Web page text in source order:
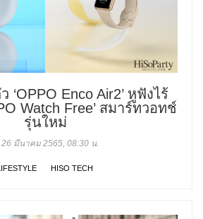
‘OPPO Enco Air2’ หูฟังไร้
Watch Free’ สมาร์ทวอทช์
รุ่นใหม่
26 มีนาคม 2565, 08:30 น.
HISO TECH